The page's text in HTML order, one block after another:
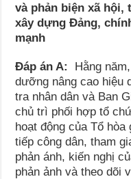
và phản biện xã hội,
xây dựng Đảng,
mạnh
Đáp án A:
Hằng
dưỡng nâng cao hiệu
tra nhân dân và Ban
chủ trì phối hợp tổ
hoạt động của Tổ
tiếp công dân, tham
phản ánh, kiến nghị
phản ảnh và theo dõi